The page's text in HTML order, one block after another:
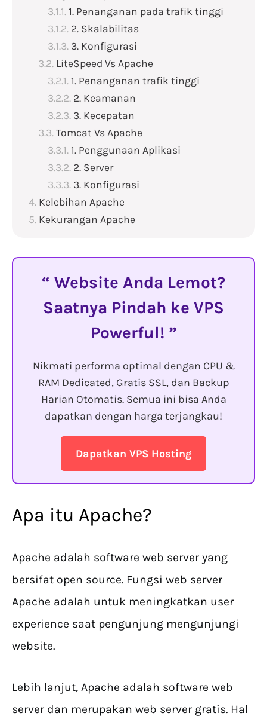
1. Penanganan pada trafik tinggi
2. Skalabilitas
3. Konfigurasi
LiteSpeed Vs Apache
1. Penanganan trafik tinggi
2. Keamanan
3. Kecepatan
Tomcat Vs Apache
1. Penggunaan Aplikasi
2. Server
3. Konfigurasi
Kelebihan Apache
Kekurangan Apache
Website Anda Lemot?
Saatnya Pindah ke VPS
Powerful!
Nikmati performa optimal dengan CPU &
RAM Dedicated, Gratis SSL, dan Backup
Harian Otomatis. Semua ini bisa Anda
dapatkan dengan harga terjangkau!
Dapatkan VPS Hosting
Apa itu Apache?
Apache adalah software web server yang
bersifat open source. Fungsi web server
Apache adalah untuk meningkatkan user
experience saat pengunjung mengunjungi
website.
Lebih lanjut, Apache adalah software web
server dan merupakan web server gratis. Hal